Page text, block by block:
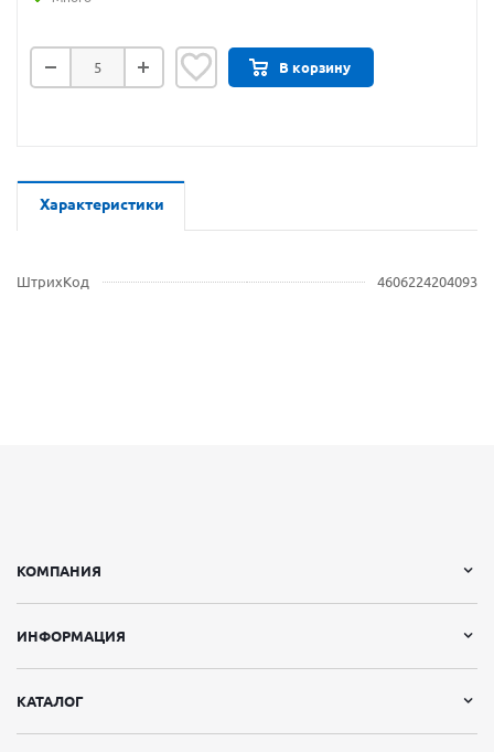
В корзину
Характеристики
ШтрихКод 4606224204093
КОМПАНИЯ
ИНФОРМАЦИЯ
КАТАЛОГ